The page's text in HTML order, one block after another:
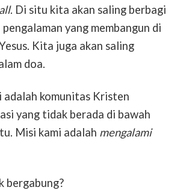
. Di situ kita akan saling berbagi
yang membangun di
Kita juga akan saling
doa.
adalah komunitas Kristen
yang tidak berada di bawah
Misi kami adalah mengalami
bergabung?